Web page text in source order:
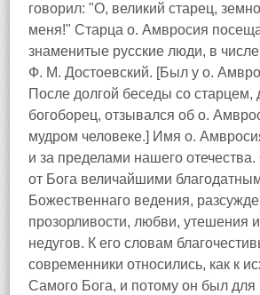
говорил: "О, великий старец,
меня!" Старца о. Амвросия
знаменитые русские люди, в
Ф. М. Достоевский. [Был у о.
После долгой беседы со
богоборец, отзывался об о.
мудром человеке.] Имя о.
и за пределами нашего
от Бога величайшими
Божественнаго ведения,
прозорливости, любви, утешения
недугов. К его словам
современники относились, как к
Самого Бога, и потому он был для